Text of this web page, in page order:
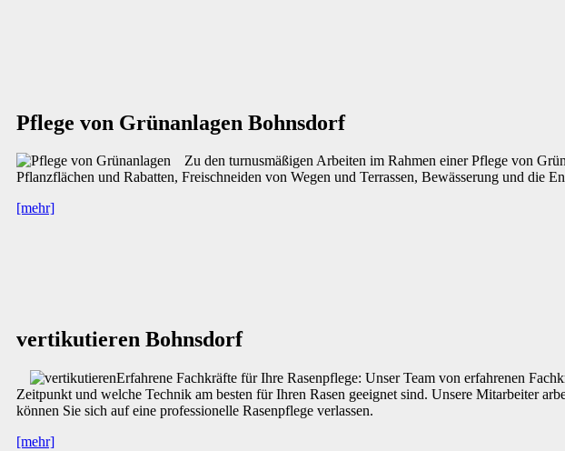
Pflege von Grünanlagen Bohnsdorf
Zu den turnusmäßigen Arbeiten im Rahmen einer Pflege von
Pflanzflächen und Rabatten, Freischneiden von Wegen und Terrassen, Bewässerung und die
[mehr]
vertikutieren Bohnsdorf
Erfahrene Fachkräfte für Ihre Rasenpflege: Unser Team von erfahrenen
Zeitpunkt und welche Technik am besten für Ihren Rasen geeignet sind. Unsere Mitarbeiter
können Sie sich auf eine professionelle Rasenpflege verlassen.
[mehr]